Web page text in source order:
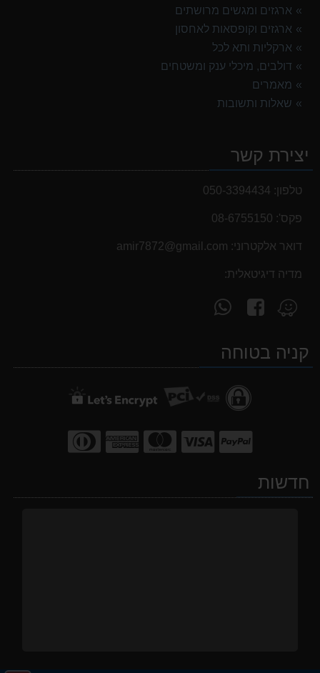
ארגזים ומגשים מרושתים
ארגזים וקופסאות לאחסון
ארקליות ותא לכל
דולבים, מיכלי ענק ומשטחים
מאמרים
שאלות ותשובות
יצירת קשר
טלפון: 050-3394434
פקס': 08-6755150
דואר אלקטרוני: ‫amir7872@gmail.com‬
מדיה דיגיטאלית:
מצא
אותנו
Waze
עקוב
אחרינו
facebookקניה בטוחה
חדשות